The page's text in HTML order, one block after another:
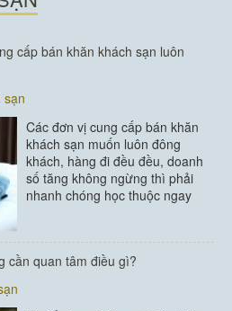
cấp bán khăn khách sạn luôn
sạn
Các đơn vị cung cấp bán khăn
khách sạn muốn luôn đông
khách, hàng đi đều đều, doanh
số tăng không ngừng thì phải
nhanh chóng học thuộc ngay
#đồ dùng phòng tắm
cần quan tâm điều gì?